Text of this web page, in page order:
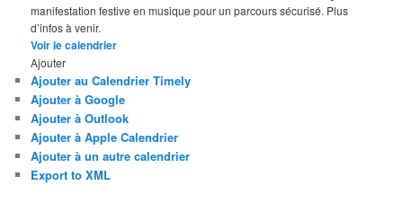
manifestation festive en musique pour un parcours sécurisé. Plus
d’infos à venir.
Voir le calendrier
Ajouter
Ajouter au Calendrier Timely
Ajouter à Google
Ajouter à Outlook
Ajouter à Apple Calendrier
Ajouter à un autre calendrier
Export to XML